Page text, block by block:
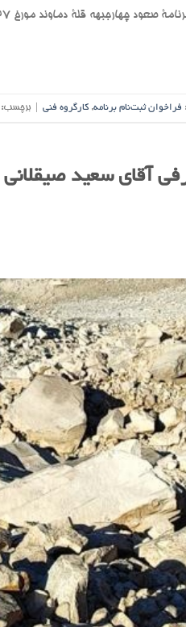
صعود چهارجبهه قلۀ دماوند مورخ ۲۷ و ۲۸ تیر ۱۴۰۳
فراخوان ثبت‌نام برنامه, کارگروه فنی برچسب:
آقای سعید